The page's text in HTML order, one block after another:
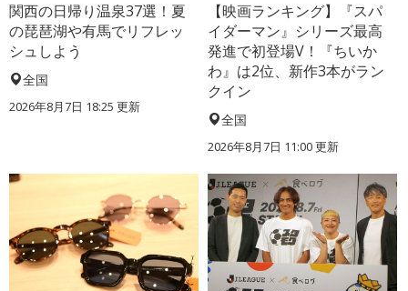
関西の日帰り温泉37選！夏
の琵琶湖や有馬でリフレッ
シュしよう
全国
2026年8月7日 18:25 更新
【映画ランキング】『スパ
イダーマン』シリーズ最高
発進で初登場V！『ちいか
わ』は2位、新作3本がラン
クイン
全国
2026年8月7日 11:00更新